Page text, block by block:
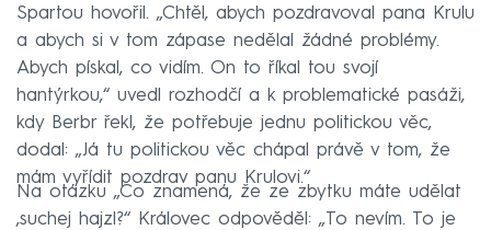
Spartou hovořil. „Chtěl, abych pozdravoval pana Krulu
a abych si v tom zápase nedělal žádné problémy.
Abych pískal, co vidím. On to říkal tou svojí
hantýrkou,“ uvedl rozhodčí a k problematické pasáži,
kdy Berbr řekl, že potřebuje jednu politickou věc,
dodal: „Já tu politickou věc chápal právě v tom, že
mám vyřídit pozdrav panu Krulovi.“
Na otázku „Co znamená, že ze zbytku máte udělat
‚suchej hajzl?“ Královec odpověděl: „To nevím. To je